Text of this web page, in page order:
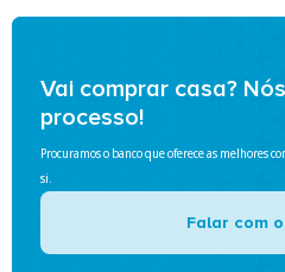
Vai comprar casa?
processo!
Procuramos o banco que oferece as melhores
si.
Falar com